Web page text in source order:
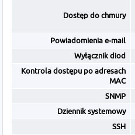
Dostęp do chmury
Powiadomienia e-mail
Wyłącznik diod
Kontrola dostępu po adresach
MAC
SNMP
Dziennik systemowy
SSH